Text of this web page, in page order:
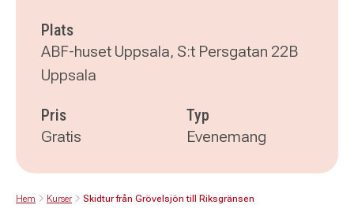
Plats
ABF-huset Uppsala, S:t Persgatan 22B
Uppsala
Pris
Gratis
Typ
Evenemang
Hem Kurser Skidtur från Grövelsjön till Riksgränsen